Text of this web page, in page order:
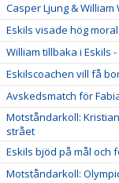
Casper Ljung &
Eskils visade hög
William tillbaka i Eskils
Eskilscoachen vill få
Avskedsmatch för
Motståndarkoll:
strået
Eskils bjöd på mål och
Motståndarkoll: